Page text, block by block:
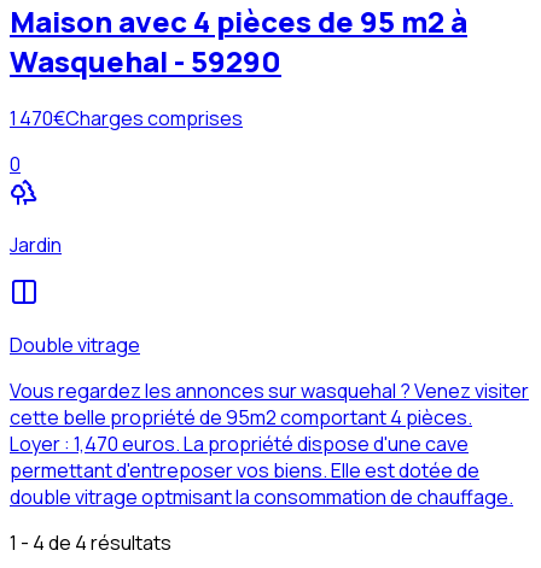
Maison avec 4 pièces de 95 m2 à
Wasquehal - 59290
1 470€Charges comprises
0
Jardin
Double vitrage
Vous regardez les annonces sur wasquehal ? Venez visiter
cette belle propriété de 95m2 comportant 4 pièces.
Loyer : 1,470 euros. La propriété dispose d'une cave
permettant d'entreposer vos biens. Elle est dotée de
double vitrage optmisant la consommation de chauffage.
1 - 4 de 4 résultats